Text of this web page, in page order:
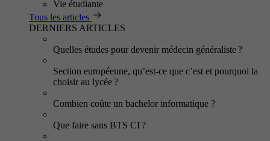
Vie étudiante
Tous les articles
DERNIERS ARTICLES
Quelles études pour devenir médecin généraliste ?
Section européenne, qu’est-ce que c’est et pourquoi la
choisir au lycée ?
Combien coûte un bachelor informatique ?
Que faire sans BTS CI ?